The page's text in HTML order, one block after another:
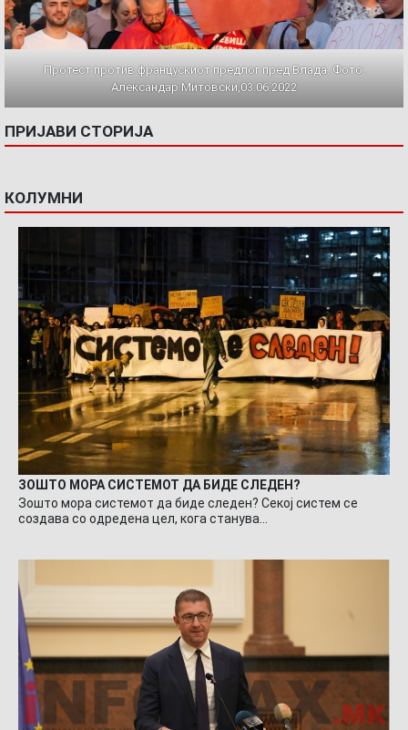
Протест против францускиот предлог пред Влада. Фото:
Александар Митовски,03.06.2022
ПРИЈАВИ СТОРИЈА
КОЛУМНИ
ЗОШТО МОРА СИСТЕМОТ ДА БИДЕ СЛЕДЕН?
Зошто мора системот да биде следен? Секој систем се
создава со одредена цел, кога станува…